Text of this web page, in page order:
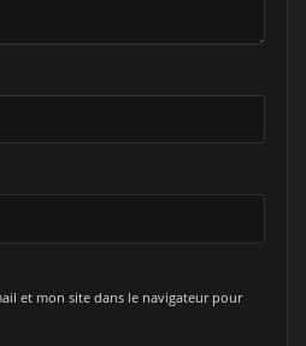
et mon site dans le navigateur pour